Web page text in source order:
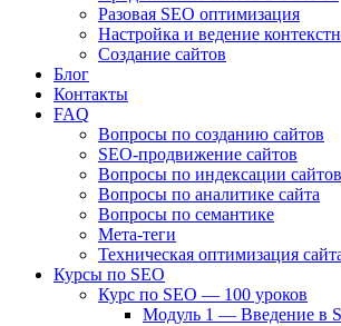
Разовая SEO оптимизация
Настройка и ведение
Создание сайтов
Блог
Контакты
FAQ
Вопросы по созданию сайтов
SEO-продвижение сайтов
Вопросы по индексации сайтов
Вопросы по аналитике сайта
Вопросы по семантике
Мета-теги
Техническая оптимизация
Курсы по SEO
Курс по SEO — 100 уроков
Модуль 1 — Введение в